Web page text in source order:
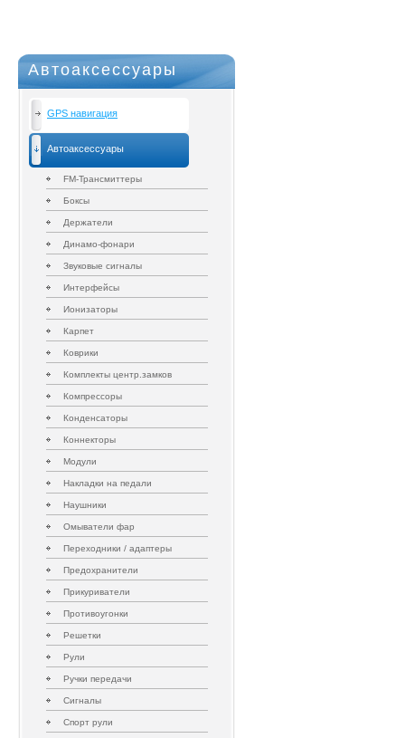
Автоаксессуары
GPS навигация
Автоаксессуары
FM-Трансмиттеры
Боксы
Держатели
Динамо-фонари
Звуковые сигналы
Интерфейсы
Ионизаторы
Карпет
Коврики
Комплекты центр.замков
Компрессоры
Конденсаторы
Коннекторы
Модули
Накладки на педали
Наушники
Омыватели фар
Переходники / адаптеры
Предохранители
Прикуриватели
Противоугонки
Решетки
Рули
Ручки передачи
Сигналы
Спорт рули